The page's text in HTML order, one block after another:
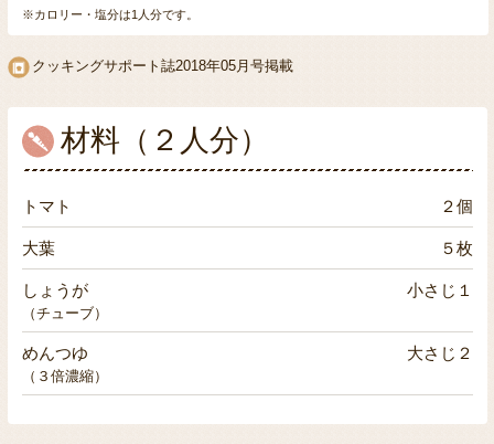
※カロリー・塩分は1人分です。
クッキングサポート誌2018年05月号掲載
材料（２人分）
トマト ２個
大葉 ５枚
しょうが 小さじ１
（チューブ）
めんつゆ 大さじ２
（３倍濃縮）